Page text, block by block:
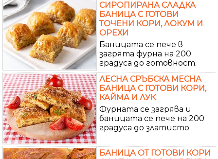
СИРОПИРАНА СЛАДКА
БАНИЦА С ГОТОВИ
ТОЧЕНИ КОРИ, ЛОКУМ И
ОРЕХИ
Баницата се пече в
загрята фурна на 200
градуса до готовност.
ЛЕСНА СРЪБСКА МЕСНА
БАНИЦА С ГОТОВИ КОРИ,
КАЙМА И ЛУК
Фурната се загрява и
баницата се пече на 200
градуса до златисто.
БАНИЦА ОТ ГОТОВИ КОРИ